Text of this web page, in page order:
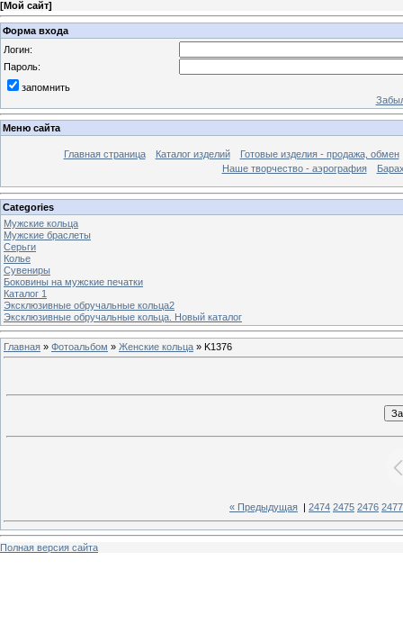
[Мой сайт]
Форма входа
Логин:
Пароль:
запомнить
Меню сайта
Главная страница Каталог изделий
Готовые изделия - продажа, обмен
Наше творчество - аэрография
Categories
Мужские кольца
Мужские браслеты
Серьги
Колье
Сувениры
Боковины на мужские печатки
Каталог 1
Эксклюзивные обручальные кольца2
Эксклюзивные обручальные кольца. Новый каталог
Главная » Фотоальбом » Женские кольца » K1376
« Предыдущая 2474 2475 2476 2477
Полная версия сайта